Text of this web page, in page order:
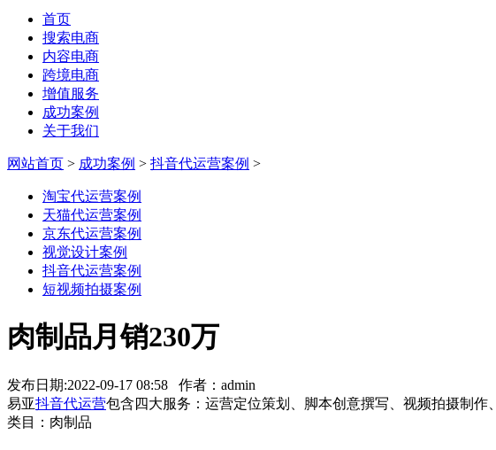
首页
搜索电商
内容电商
跨境电商
增值服务
成功案例
关于我们
网站首页 > 成功案例 > 抖音代运营案例 >
淘宝代运营案例
天猫代运营案例
京东代运营案例
视觉设计案例
抖音代运营案例
短视频拍摄案例
肉制品月销230万
发布日期:2022-09-17 08:58 作者：admin
易亚抖音代运营包含四大服务：运营定位策划、脚本创意撰写、视频拍摄制作、
类目：肉制品